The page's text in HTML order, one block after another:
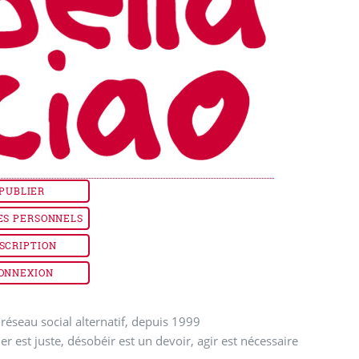
PERSONNELS
social alternatif, depuis 1999
est juste, désobéir est un devoir, agir est nécessaire